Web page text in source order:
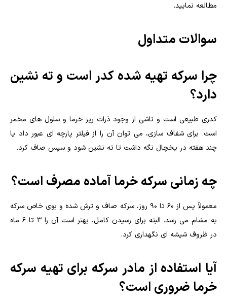
مطالعه نمایید.
سوالات متداول
چرا سرکه تهیه شده کدر است و ته نشین
دارد؟
کدری طبیعی است و ناشی از وجود ذرات ریز خرما و سلول های مخمر
است. برای شفاف سازی، می توان آن را از فیلتر پارچه ای عبور داد یا
چند هفته در یخچال نگه داشت تا ته نشین شود و سپس صاف کرد.
چه زمانی سرکه خرما آماده مصرف است؟
معمولاً پس از ۶۰ تا ۹۰ روز، سرکه صاف و ترش شده و بوی خاص سرکه
به مشام می رسد. البته برای رسیدن کامل، بهتر است آن را ۳ تا ۶ ماه
در ظروف شیشه ای نگهداری کرد.
آیا استفاده از مادر سرکه برای تهیه سرکه
خرما ضروری است؟